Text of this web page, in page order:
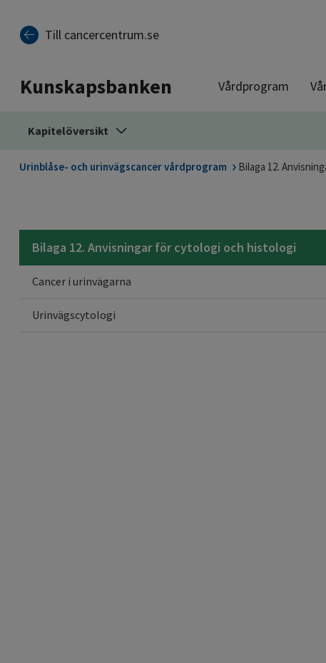
Till cancercentrum.se
Kunskapsbanken Vårdprogram
Kapitelöversikt
Urinblåse- och urinvägscancer vårdprogram Bilaga 12.
Bilaga 12. Anvisningar för cytologi och histologi
Cancer i urinvägarna
Urinvägscytologi